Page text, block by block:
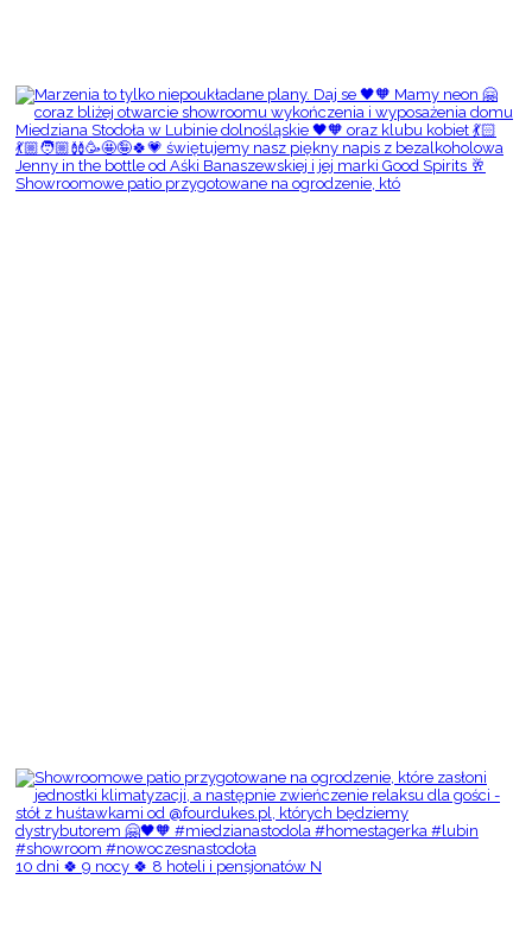
Showroomowe patio przygotowane na ogrodzenie, któ
10 dni 🍀 9 nocy 🍀 8 hoteli i pensjonatów N